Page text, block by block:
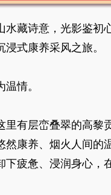
藏诗意，光影鉴
式康养采风之旅。
情。
里有层峦叠翠的高
康养、烟火人间
疲惫、浸润身心，